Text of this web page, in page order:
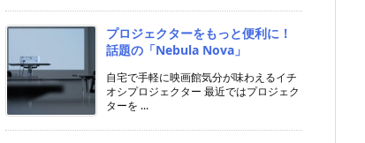
プロジェクターをもっと便利に！
話題の「Nebula Nova」
自宅で手軽に映画館気分が味わえるイチ
オシプロジェクター 最近ではプロジェク
ターを ...